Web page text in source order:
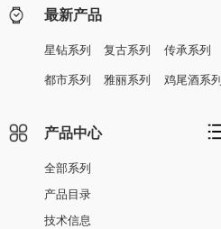
最新产品
星钻系列 复古系列 传承系列
都市系列 雅丽系列 鸡尾酒系列
产品中心
全部系列
产品目录
技术信息